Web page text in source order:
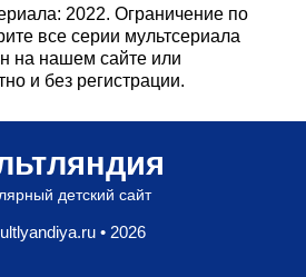
2022. Ограничение по
все серии мультсериала
на нашем сайте или
и без регистрации.
детский сайт
• 2026